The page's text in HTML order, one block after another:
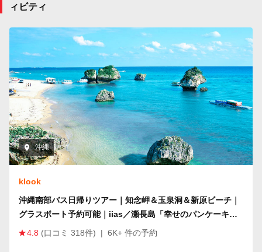
ィビティ
沖縄
klook
沖縄南部バス日帰りツアー｜知念岬＆玉泉洞＆新原ビーチ｜
グラスボート予約可能｜iias／瀬長島「幸せのパンケーキ」
代理予約
4.8 (口コミ 318件) | 6K+ 件の予約